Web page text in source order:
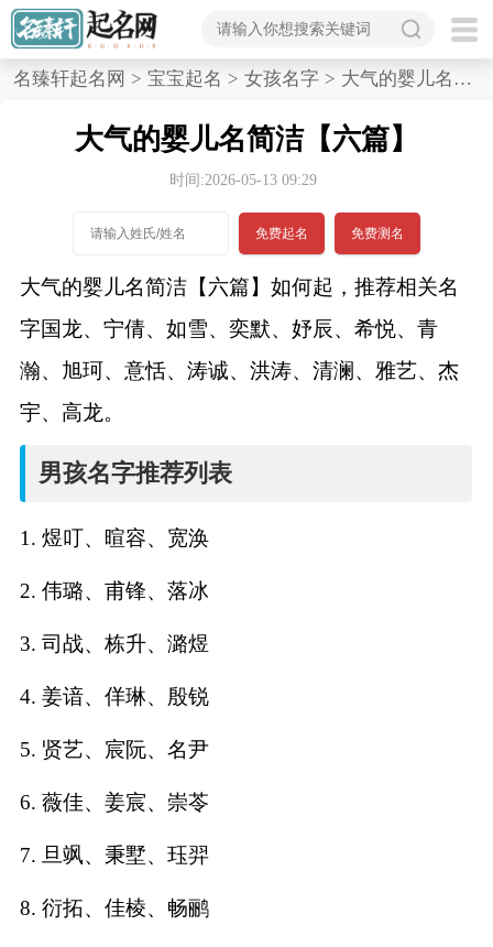
首
名
名
男孩名字打分
女孩名字打分
生
肖
名臻轩起名网 > 宝宝起名 > 女孩名字 > 大气的婴儿名简洁,六篇
大气的婴儿名简洁【六篇】
时间:2026-05-13 09:29
免费起名 免费测名
大气的婴儿名简洁【六篇】如何起，推荐相关名
字国龙、宁倩、如雪、奕默、妤辰、希悦、青
瀚、旭珂、意恬、涛诚、洪涛、清澜、雅艺、杰
宇、高龙。
男孩名字推荐列表
1. 煜叮、暄容、宽涣
2. 伟璐、甫锋、落冰
3. 司战、栋升、潞煜
4. 姜谙、佯琳、殷锐
5. 贤艺、宸阮、名尹
6. 薇佳、姜宸、崇苓
7. 旦飒、秉墅、珏羿
8. 衍拓、佳棱、畅鹂